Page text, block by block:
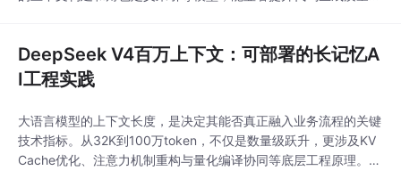
能。通过将AI助手无缝融入需求分析、代码生成、调试重构等开发
全周期，开发者可以将其转化为稳定的效
DeepSeek V4百万上下文：可部署的长记忆A
I工程实践
大语言模型的上下文长度，是决定其能否真正融入业务流程的关键
技术指标。从32K到100万token，不仅是数量级跃升，更涉及KV
Cache优化、注意力机制重构与量化编译协同等底层工程原理。这